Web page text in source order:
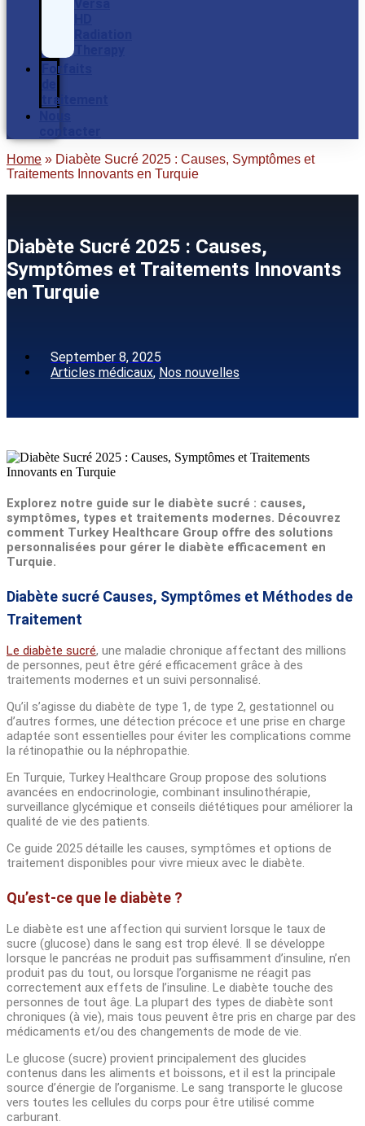
Forfaits
traitement
contacter
Home » Diabète Sucré 2025 : Causes, Symptômes et
Traitements Innovants en Turquie
Diabète Sucré 2025 : Causes,
Symptômes et Traitements Innovants
en Turquie
September 8, 2025
Articles médicaux, Nos nouvelles
Explorez notre guide sur le diabète sucré : causes,
symptômes, types et traitements modernes. Découvrez
comment Turkey Healthcare Group offre des solutions
personnalisées pour gérer le diabète efficacement en
Turquie.
Diabète sucré Causes, Symptômes et Méthodes de
Traitement
Le diabète sucré, une maladie chronique affectant des millions
de personnes, peut être géré efficacement grâce à des
traitements modernes et un suivi personnalisé.
Qu’il s’agisse du diabète de type 1, de type 2, gestationnel ou
d’autres formes, une détection précoce et une prise en charge
adaptée sont essentielles pour éviter les complications comme
la rétinopathie ou la néphropathie.
En Turquie, Turkey Healthcare Group propose des solutions
avancées en endocrinologie, combinant insulinothérapie,
surveillance glycémique et conseils diététiques pour améliorer la
qualité de vie des patients.
Ce guide 2025 détaille les causes, symptômes et options de
traitement disponibles pour vivre mieux avec le diabète.
Qu’est-ce que le diabète ?
Le diabète est une affection qui survient lorsque le taux de
sucre (glucose) dans le sang est trop élevé. Il se développe
lorsque le pancréas ne produit pas suffisamment d’insuline, n’en
produit pas du tout, ou lorsque l’organisme ne réagit pas
correctement aux effets de l’insuline. Le diabète touche des
personnes de tout âge. La plupart des types de diabète sont
chroniques (à vie), mais tous peuvent être pris en charge par des
médicaments et/ou des changements de mode de vie.
Le glucose (sucre) provient principalement des glucides
contenus dans les aliments et boissons, et il est la principale
source d’énergie de l’organisme. Le sang transporte le glucose
vers toutes les cellules du corps pour être utilisé comme
carburant.